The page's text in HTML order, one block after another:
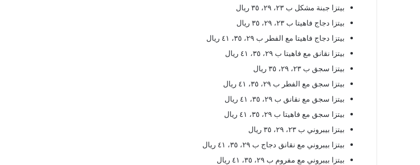
بيتزا جبنة مشكل ب ٢٣، ٢٩، ٣٥ ريال
بيتزا دجاج فاهيتا ب ٢٣، ٢٩، ٣٥ ريال
بيتزا دجاج فاهيتا مع الفطر ب ٢٩، ٣٥، ٤١ ريال
بيتزا نقانق مع فاهيتا ب ٢٩، ٣٥، ٤١ ريال
بيتزا سجق ب ٢٣، ٢٩، ٣٥ ريال
بيتزا سجق مع الفطر ب ٢٩، ٣٥، ٤١ ريال
بيتزا سجق مع نقانق ب ٢٩، ٣٥، ٤١ ريال
بيتزا سجق مع فاهيتا ب ٢٩، ٣٥، ٤١ ريال
بيتزا بيبروني ب ٢٣، ٢٩، ٣٥ ريال
بيتزا بيبروني مع نقانق دجاج ب ٢٩، ٣٥، ٤١ ريال
بيتزا بيبروني مع مفروم ب ٢٩، ٣٥، ٤١ ريال